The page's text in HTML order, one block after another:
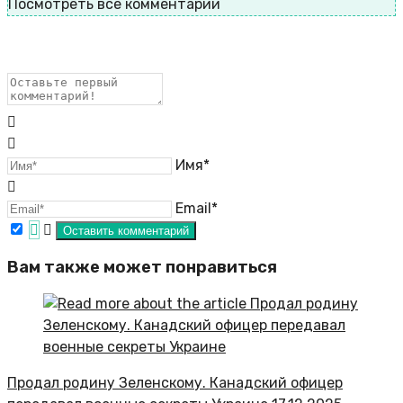
Посмотреть все комментарии
Имя*
Email*
Вам также может понравиться
Продал родину Зеленскому. Канадский офицер